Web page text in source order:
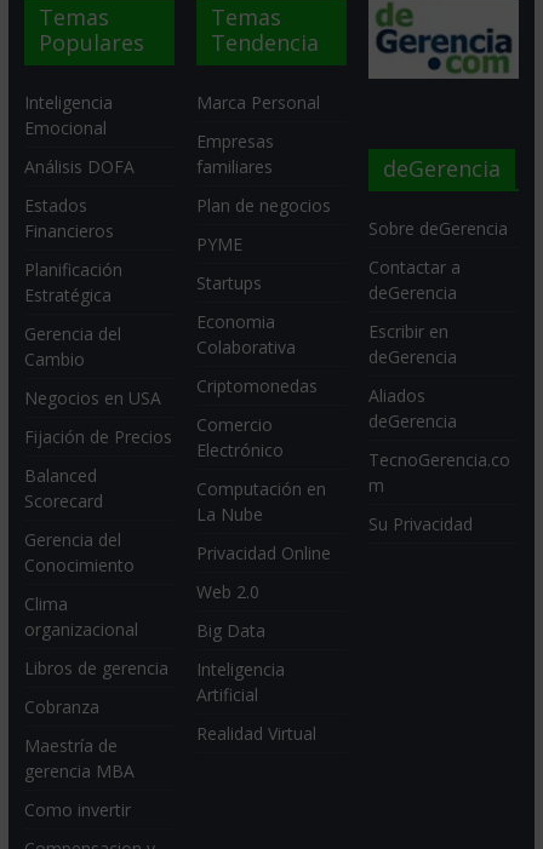
Temas
Populares
Inteligencia
Emocional
Análisis DOFA
Estados
Financieros
Planificación
Estratégica
Gerencia del
Cambio
Negocios en USA
Fijación de Precios
Balanced
Scorecard
Gerencia del
Conocimiento
Clima
organizacional
Libros de gerencia
Cobranza
Maestría de
gerencia MBA
Como invertir
Temas
Tendencia
Marca Personal
Empresas
familiares
Plan de negocios
PYME
Startups
Economia
Colaborativa
Criptomonedas
Comercio
Electrónico
Computación en
La Nube
Privacidad Online
Web 2.0
Big Data
Inteligencia
Artificial
Realidad Virtual
deGerencia
Sobre deGerencia
Contactar a
deGerencia
Escribir en
deGerencia
Aliados
deGerencia
TecnoGerencia.co
m
Su Privacidad